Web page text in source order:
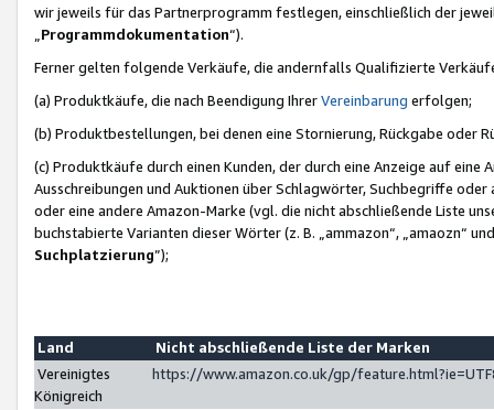
wir jeweils für das Partnerprogramm festlegen, einschließlich der
Programmdokumentation“).
Ferner gelten folgende Verkäufe, die andernfalls Qualifizierte
(a) Produktkäufe, die nach Beendigung IhrerVereinbarung erfolgen;
(b) Produktbestellungen, bei denen eine Stornierung, Rückgabe oder
(c) Produktkäufe durch einen Kunden, der durch eine Anzeige auf
Ausschreibungen und Auktionen über Schlagwörter, Suchbegriffe
oder eine andere Amazon-Marke (vgl. die nicht abschließende Liste
buchstabierte Varianten dieser Wörter (z. B. „ammazon“, „amaozn“
Suchplatzierung”);
Land
Nicht abschließende Liste der Marken
Vereinigtes
Königreich
https://www.amazon.co.uk/gp/